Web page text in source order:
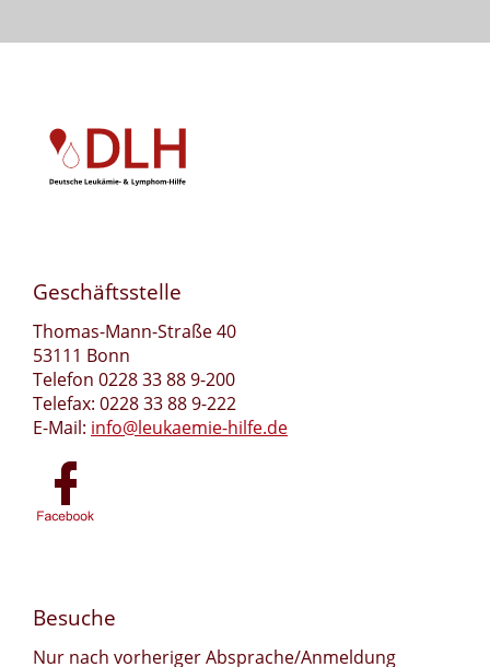
Geschäftsstelle
Thomas-Mann-Straße 40
53111 Bonn
Telefon 0228 33 88 9-200
Telefax: 0228 33 88 9-222
E-Mail: info@leukaemie-hilfe.de
Besuche
Nur nach vorheriger Absprache/Anmeldung